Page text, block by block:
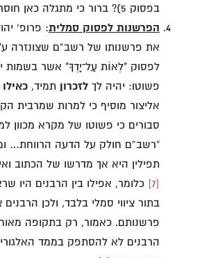
בפסוק 5)? ברור כי מתגלה כאן חוסר עקביות.
הפרשנות לפסוק סמלית: פרופ’
את פרשנותו של רשב”ם שצונזרה
פשוטו: יהיה לך לזכרון תמיד, כאילו
אליצור מוסיף כי למרות שמרבית
סבורים כי פשוטו של מקרא מכוון
“רשב”ם חולק על הדעה הרווחת…
תפילין היא אך מדרשו של הכתוב
[7]
כלומר, אפילו בין הרבנים היו
בתור ציווי סמלי בלבד, ולכן הרבנים
פרשנותם. כאמור, רק בתקופה
הרבנים לא להסתפק בממד